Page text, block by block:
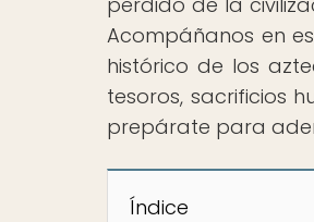
Acompáñanos en
histórico de los
tesoros, sacrificios
prepárate para
Índice